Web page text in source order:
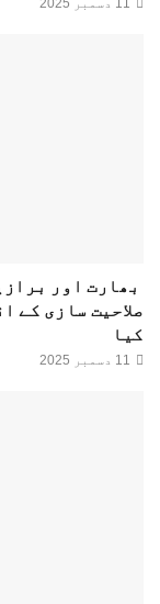
بھارت اور
صلاحیت سازی کے
کیا